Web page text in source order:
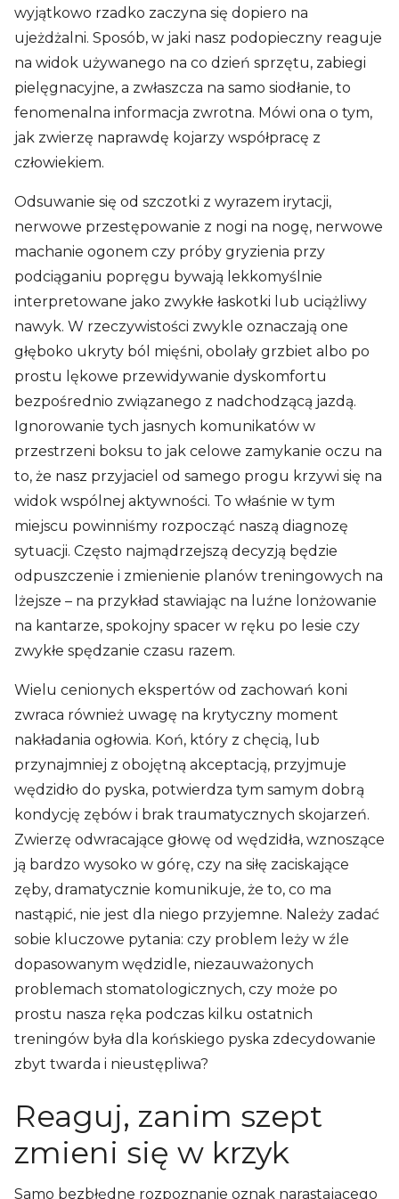
wyjątkowo rzadko zaczyna się dopiero na
ujeżdżalni. Sposób, w jaki nasz podopieczny reaguje
na widok używanego na co dzień sprzętu, zabiegi
pielęgnacyjne, a zwłaszcza na samo siodłanie, to
fenomenalna informacja zwrotna. Mówi ona o tym,
jak zwierzę naprawdę kojarzy współpracę z
człowiekiem.
Odsuwanie się od szczotki z wyrazem irytacji,
nerwowe przestępowanie z nogi na nogę, nerwowe
machanie ogonem czy próby gryzienia przy
podciąganiu popręgu bywają lekkomyślnie
interpretowane jako zwykłe łaskotki lub uciążliwy
nawyk. W rzeczywistości zwykle oznaczają one
głęboko ukryty ból mięśni, obolały grzbiet albo po
prostu lękowe przewidywanie dyskomfortu
bezpośrednio związanego z nadchodzącą jazdą.
Ignorowanie tych jasnych komunikatów w
przestrzeni boksu to jak celowe zamykanie oczu na
to, że nasz przyjaciel od samego progu krzywi się na
widok wspólnej aktywności. To właśnie w tym
miejscu powinniśmy rozpocząć naszą diagnozę
sytuacji. Często najmądrzejszą decyzją będzie
odpuszczenie i zmienienie planów treningowych na
lżejsze – na przykład stawiając na luźne lonżowanie
na kantarze, spokojny spacer w ręku po lesie czy
zwykłe spędzanie czasu razem.
Wielu cenionych ekspertów od zachowań koni
zwraca również uwagę na krytyczny moment
nakładania ogłowia. Koń, który z chęcią, lub
przynajmniej z obojętną akceptacją, przyjmuje
wędzidło do pyska, potwierdza tym samym dobrą
kondycję zębów i brak traumatycznych skojarzeń.
Zwierzę odwracające głowę od wędzidła, wznoszące
ją bardzo wysoko w górę, czy na siłę zaciskające
zęby, dramatycznie komunikuje, że to, co ma
nastąpić, nie jest dla niego przyjemne. Należy zadać
sobie kluczowe pytania: czy problem leży w źle
dopasowanym wędzidle, niezauważonych
problemach stomatologicznych, czy może po
prostu nasza ręka podczas kilku ostatnich
treningów była dla końskiego pyska zdecydowanie
zbyt twarda i nieustępliwa?
Reaguj, zanim szept
zmieni się w krzyk
Samo bezbłędne rozpoznanie oznak narastającego